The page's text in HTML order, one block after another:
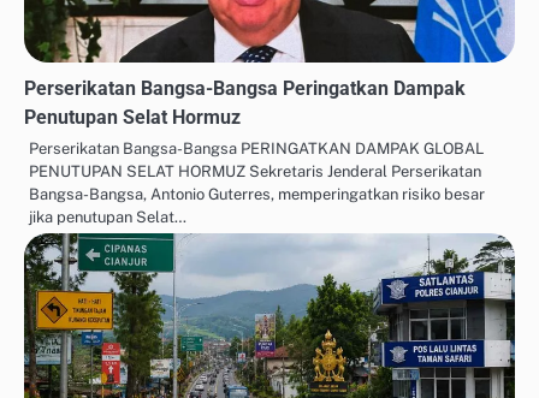
Perserikatan Bangsa-Bangsa Peringatkan Dampak
Penutupan Selat Hormuz
Perserikatan Bangsa-Bangsa PERINGATKAN DAMPAK GLOBAL
PENUTUPAN SELAT HORMUZ Sekretaris Jenderal Perserikatan
Bangsa-Bangsa, Antonio Guterres, memperingatkan risiko besar
jika penutupan Selat…